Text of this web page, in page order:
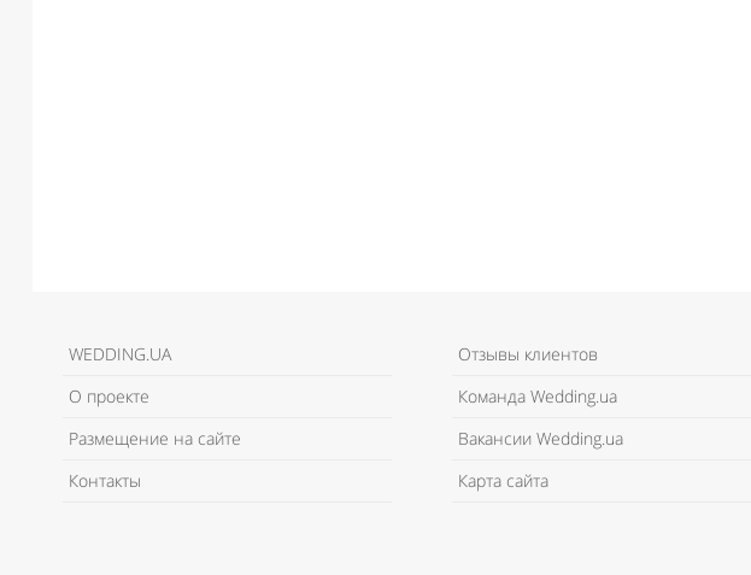
WEDDING.UA
О проекте
Размещение на сайте
Контакты
Отзывы клиентов
Команда Wedding.ua
Вакансии Wedding.ua
Карта сайта